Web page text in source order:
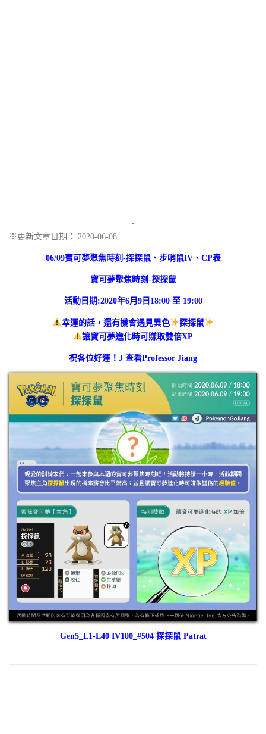
-
※更新文章日期： 2020-06-08
06/09寶可夢聚焦時刻-探探鼠、步哨鼠IV、CP表
寶可夢聚焦時刻-探探鼠
活動日期:2020年6月9日18:00 至 19:00
幸運的話，還有機會遇見異色
探探鼠
讓寶可夢進化時可賺取雙倍XP
祝各位好運！J 查看Professor Jiang
Gen5_L1-L40 IV100_#504 探探鼠 Patrat